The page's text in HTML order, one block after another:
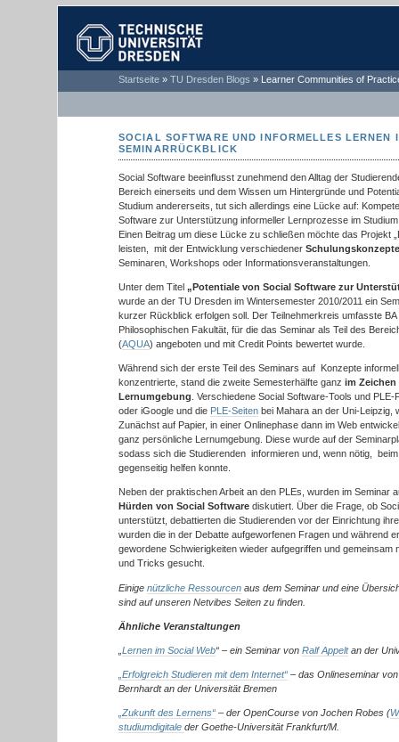
TECHNISCHE
UNIVERSITÄT
Startseite » TU Dresden Blogs » Learner Communities of
SOCIAL SOFTWARE UND INFORMELLES LERNEN
SEMINARRÜCKBLICK
Social Software beeinflusst zunehmend den Alltag der
Bereich einerseits und dem Wissen um Hintergründe und
Studium andererseits, tut sich allerdings eine Lücke auf:
Software zur Unterstützung informeller Lernprozesse im
Einen Beitrag um diese Lücke zu schließen möchte das Projekt
leisten, mit der Entwicklung verschiedener
Seminaren, Workshops oder Informationsveranstaltungen.
Unter dem Titel „Potentiale von Social Software zur
wurde an der TU Dresden im Wintersemester 2010/2011 ein
kurzer Rückblick erfolgen soll. Der Teilnehmerkreis umfasste
Philosophischen Fakultät, für die das Seminar als Teil des
(AQUA) angeboten und mit Credit Points bewertet wurde.
Während sich der erste Teil des Seminars auf Konzepte
konzentrierte, stand die zweite Semesterhälfte ganz im Zeichen
Lernumgebung . Verschiedene Social Software-Tools und
oder iGoogle und die PLE-Seiten bei Mahara an der Uni-Leipzig,
Zunächst auf Papier, in einer Onlinephase dann im Web
ganz persönliche Lernumgebung. Diese wurde auf der
sodass sich die Studierenden informieren und, wenn nötig,
gegenseitig helfen konnte.
Neben der praktischen Arbeit an den PLEs, wurden im Seminar
Hürden von Social Software diskutiert. Über die Frage, ob
unterstützt, debattierten die Studierenden vor der Einrichtung
wurden die in der Debatte aufgeworfenen Fragen und während
gewordene Schwierigkeiten wieder aufgegriffen und gemeinsam
und Tricks gesucht.
Einige nützliche Ressourcen aus dem Seminar und eine
sind auf unseren Netvibes Seiten zu finden.
Ähnliche Veranstaltungen
Lernen im Social Web“ – ein Seminar von Ralf Appeltan der
„Erfolgreich Studieren mit dem Internet“ – das Onlineseminar
Bernhardt an der Universität Bremen
„Zukunft des Lernens“ – der OpenCourse von Jochen Robes (
studiumdigitale der Goethe-Universität Frankfurt/M.